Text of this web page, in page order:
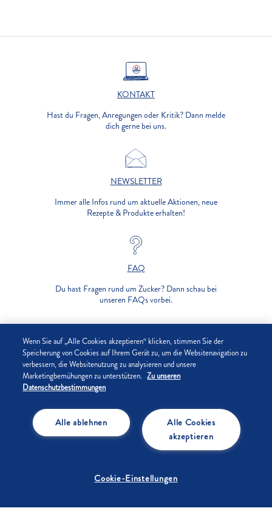
KONTAKT
Hast du Fragen, Anregungen oder Kritik? Dann melde
dich gerne bei uns.
NEWSLETTER
Immer alle Infos rund um aktuelle Aktionen, neue
Rezepte & Produkte erhalten!
FAQ
Du hast Fragen rund um Zucker? Dann schau bei
unseren FAQs vorbei.
UNTERNEHMEN
DATENSCHUTZ
COOKIE-EINSTELLUNGEN
Wenn Sie auf „Alle Cookies akzeptieren“ klicken, stimmen Sie der
Speicherung von Cookies auf Ihrem Gerät zu, um die Websitenavigation zu
verbessern, die Websitenutzung zu analysieren und unsere
Marketingbemühungen zu unterstützen. Zu unseren
Datenschutzbestimmungen
Alle Cookies
akzeptieren
Alle ablehnen
Cookie-Einstellungen